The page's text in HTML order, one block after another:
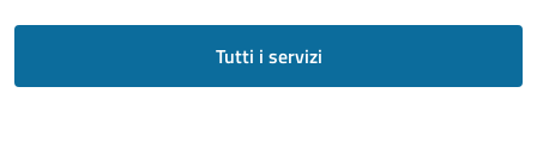
Tutti i servizi